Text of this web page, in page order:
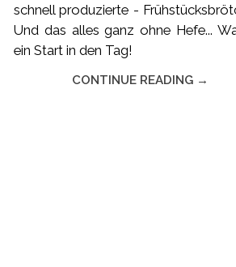
schnell produzierte -
Und das alles ganz ohne Hefe...
ein Start in den Tag!
CONTINUE READING →